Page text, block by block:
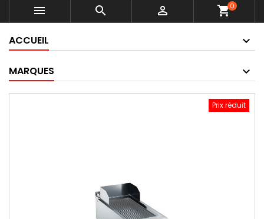
   shopping_cart0
ACCUEIL
MARQUES
Prix réduit